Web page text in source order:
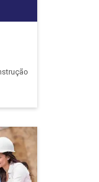
Civil